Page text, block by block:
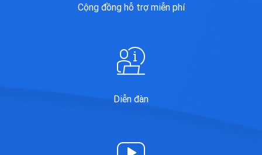
Cộng đồng hỗ trợ miễn phí
Diễn đàn